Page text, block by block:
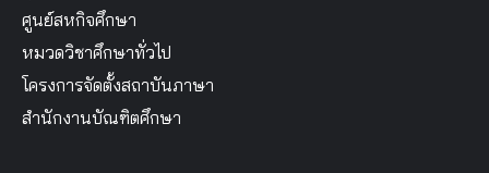
ศูนย์สหกิจศึกษา
หมวดวิชาศึกษาทั่วไป
โครงการจัดตั้งสถาบันภาษา
สำนักงานบัณฑิตศึกษา